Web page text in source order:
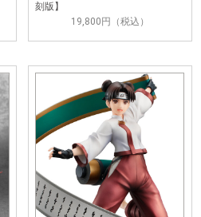
刻版】
19,800円（税込）